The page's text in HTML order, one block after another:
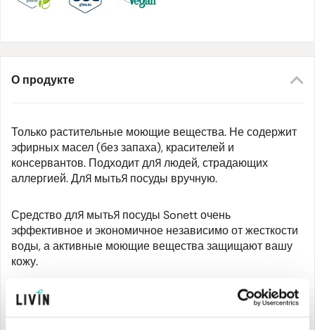
О продукте
Только растительные моющие вещества. Не содержит
эфирных масел (без запаха), красителей и
консервантов. Подходит для людей, страдающих
аллергией. Для мытья посуды вручную.
Средство для мытья посуды Sonett очень
эффективное и экономичное независимо от жесткости
воды, а активные моющие вещества защищают вашу
кожу.
Применение: нанесите несколько капель средства для
мытья посуды Sonett Neutral на губку или добавьте в